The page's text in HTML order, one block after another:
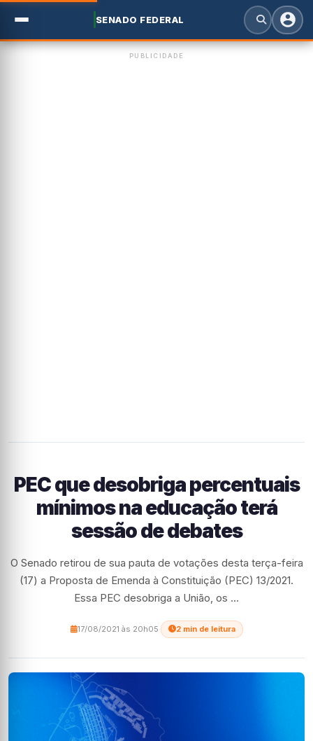
SENADO FEDERAL
PUBLICIDADE
PEC que desobriga percentuais
mínimos na educação terá
sessão de debates
O Senado retirou de sua pauta de votações desta terça-feira
(17) a Proposta de Emenda à Constituição (PEC) 13/2021.
Essa PEC desobriga a União, os ...
17/08/2021 às 20h05 2 min de leitura